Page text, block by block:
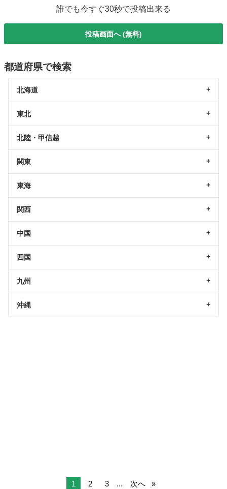
誰でも今すぐ30秒で投稿出来る
投稿画面へ (無料)
都道府県で検索
北海道
東北
北陸・甲信越
関東
東海
関西
中国
四国
九州
沖縄
1 2 3 ... 次へ